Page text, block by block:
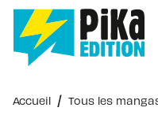
MENU
PIED DE PAGE
Accueil / Tous les